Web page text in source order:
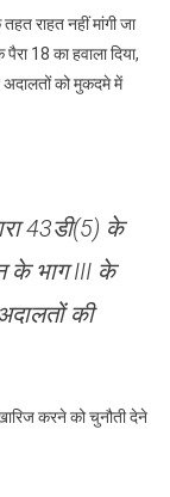
राहत नहीं मांगी जा
18 का हवाला दिया,
अदालतों को मुकदमे में
43डी(5) के
के भाग III के
की
करने को चुनौती देने